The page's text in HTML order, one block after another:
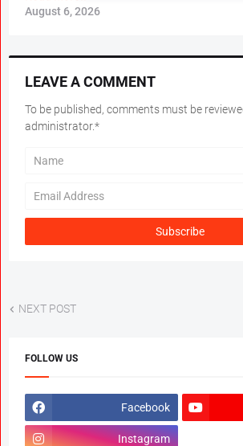
August 6, 2026
LEAVE A COMMENT
To be published, comments must be
administrator.*
NEXT POST
FOLLOW US
Facebook
Instagram